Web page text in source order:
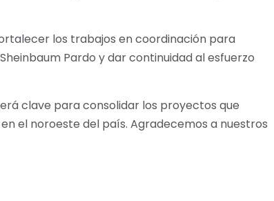
los trabajos en coordinación para
Pardo y dar continuidad al esfuerzo
clave para consolidar los proyectos que
el noroeste del país. Agradecemos a nuestros